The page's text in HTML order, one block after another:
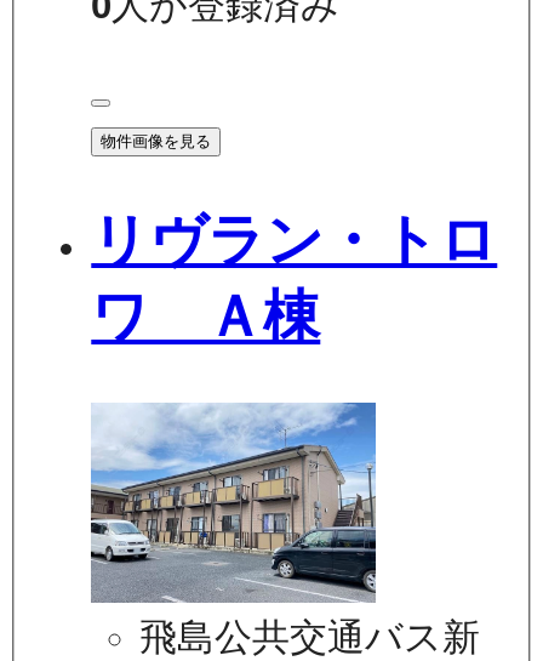
物件画像を見る
リヴラン・トロ
ワ Ａ棟
飛島公共交通バス新